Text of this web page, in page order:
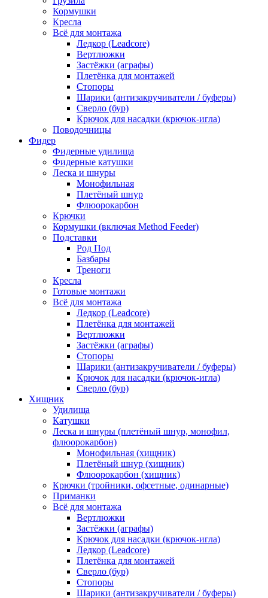
Кормушки
Кресла
Всё для монтажа
Ледкор (Leadcore)
Вертлюжки
Застёжки (аграфы)
Плетёнка для монтажей
Стопоры
Шарики (антизакручиватели / буферы)
Сверло (бур)
Крючок для насадки (крючок-игла)
Поводочницы
Фидер
Фидерные удилища
Фидерные катушки
Леска и шнуры
Монофильная
Плетёный шнур
Флюорокарбон
Крючки
Кормушки (включая Method Feeder)
Подставки
Род Под
Базбары
Треноги
Кресла
Готовые монтажи
Всё для монтажа
Ледкор (Leadcore)
Плетёнка для монтажей
Вертлюжки
Застёжки (аграфы)
Стопоры
Шарики (антизакручиватели / буферы)
Крючок для насадки (крючок-игла)
Сверло (бур)
Хищник
Удилища
Катушки
Леска и шнуры (плетёный шнур, монофил,
флюорокарбон)
Монофильная (хищник)
Плетёный шнур (хищник)
Флюорокарбон (хищник)
Крючки (тройники, офсетные, одинарные)
Приманки
Всё для монтажа
Вертлюжки
Застёжки (аграфы)
Крючок для насадки (крючок-игла)
Ледкор (Leadcore)
Плетёнка для монтажей
Сверло (бур)
Стопоры
Шарики (антизакручиватели / буферы)